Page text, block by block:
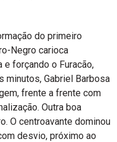
do primeiro
Negro carioca
e forçando o Furacão,
minutos, Gabriel Barbosa
frente a frente com
Outra boa
O centroavante dominou
desvio, próximo ao